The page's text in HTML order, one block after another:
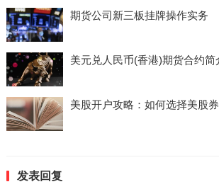
期货公司新三板挂牌操作实务
美元兑人民币(香港)期货合约简
美股开户攻略：如何选择美股券
发表回复